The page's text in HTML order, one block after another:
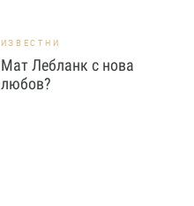
ИЗВЕСТНИ
Мат Лебланк с нова
любов?